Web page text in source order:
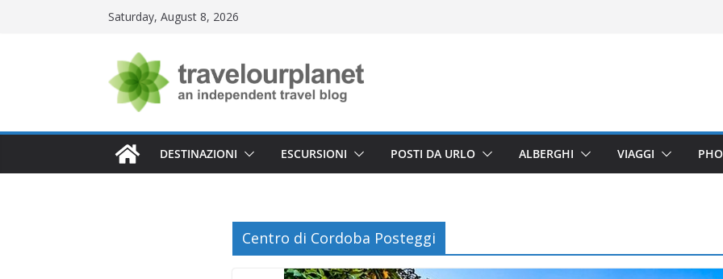
Saturday, August 8, 2026
DESTINAZIONI ESCURSIONI POSTI DA URLO ALBERGHI VIAGGI
Centro di Cordoba Posteggi